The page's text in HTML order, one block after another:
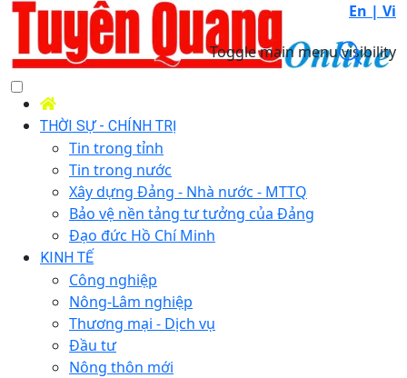
En | Vi
Toggle main menu visibility
THỜI SỰ - CHÍNH TRỊ
Tin trong tỉnh
Tin trong nước
Xây dựng Đảng - Nhà nước - MTTQ
Bảo vệ nền tảng tư tưởng của Đảng
Đạo đức Hồ Chí Minh
KINH TẾ
Công nghiệp
Nông-Lâm nghiệp
Thương mại - Dịch vụ
Đầu tư
Nông thôn mới